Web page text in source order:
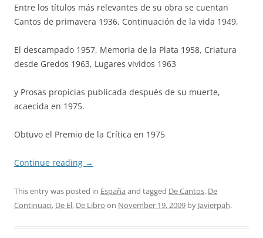
Entre los títulos más relevantes de su obra se cuentan
Cantos de primavera 1936, Continuación de la vida 1949,
El descampado 1957, Memoria de la Plata 1958, Criatura
desde Gredos 1963, Lugares vividos 1963
y Prosas propicias publicada después de su muerte,
acaecida en 1975.
Obtuvo el Premio de la Crítica en 1975
Continue reading →
This entry was posted in España and tagged De Cantos, De
Continuaci, De El, De Libro on November 19, 2009 by Javierpah.